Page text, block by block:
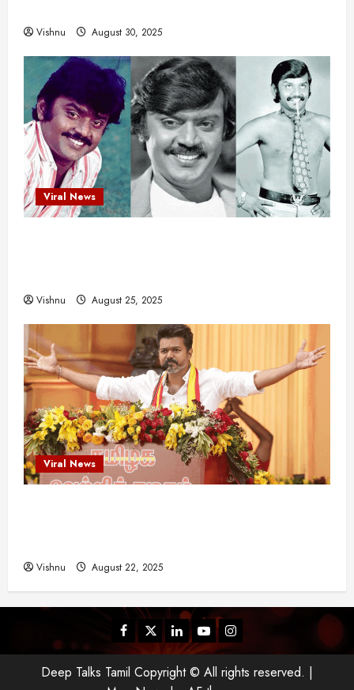
Vishnu August 30, 2025
Viral News
Vishnu August 25, 2025
Viral News
Vishnu August 22, 2025
Facebook
TwitterLinkedinYoutubeInstagram
Deep Talks Tamil Copyright © All rights reserved. |